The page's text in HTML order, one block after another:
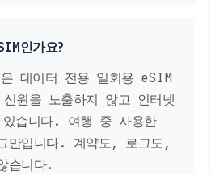
인가요?
데이터 전용 일회용 eSIM
원을 노출하지 않고 인터넷
습니다. 여행 중 사용한
만입니다. 계약도, 로그도,
습니다.